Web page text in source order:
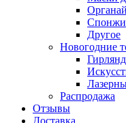
Спонжи
Другое
Новогодние
Распродажа
Отзывы
Доставка